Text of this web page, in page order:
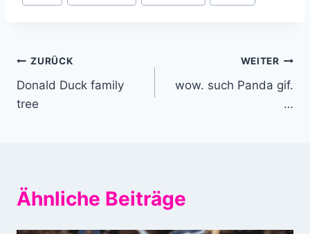
Beitragsnavigation
ZURÜCK
Donald Duck family
tree
WEITER
wow. such Panda gif.
…
Ähnliche Beiträge